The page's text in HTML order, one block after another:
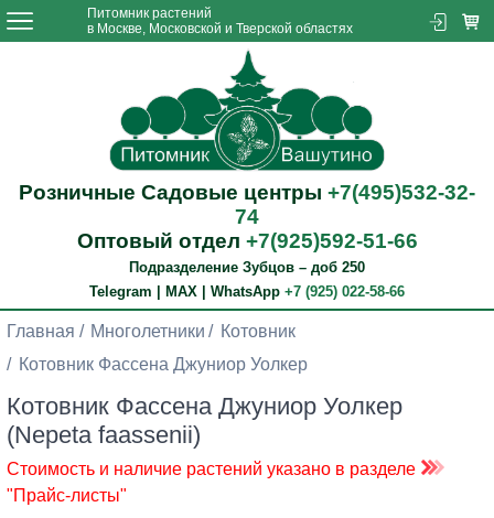
Питомник растений
в Москве, Московской и Тверской областях
Розничные Садовые центры +7(495)532-32-
74
Оптовый отдел +7(925)592-51-66
Подразделение Зубцов – доб 250
Telegram | MAX | WhatsApp +7 (925) 022-58-66
Главная Многолетники
Котовник
Котовник Фассена Джуниор Уолкер
Котовник Фассена Джуниор Уолкер
(Nepeta faassenii)
Стоимость и наличие растений указано в разделе
"Прайс-листы"